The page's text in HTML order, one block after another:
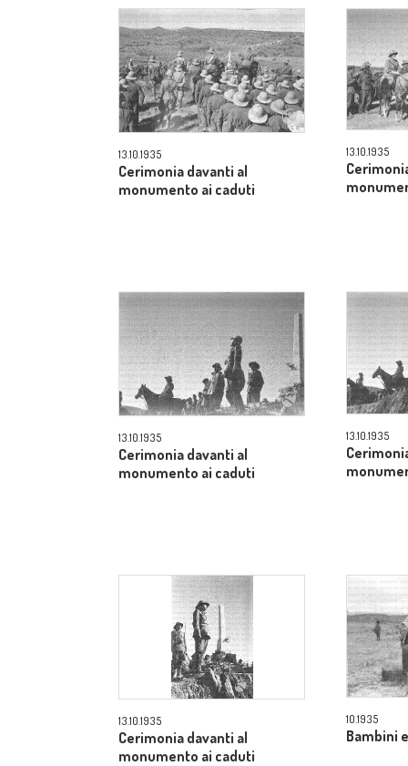
13.10.1935
Cerimonia davanti al
monumento ai caduti
13.10.1935
13.10.1935
Cerimonia davanti al
monumento ai caduti
13.10.1935
13.10.1935
Cerimonia davanti al
monumento ai caduti
10.1935
Bambini